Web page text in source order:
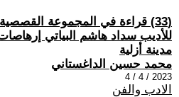
(33) قراءة في المجموعة
للأديب سداد هاشم البياتي
مدينة أزلية
محمد حسين الداغستاني
2023 / 4 / 4
الادب والفن